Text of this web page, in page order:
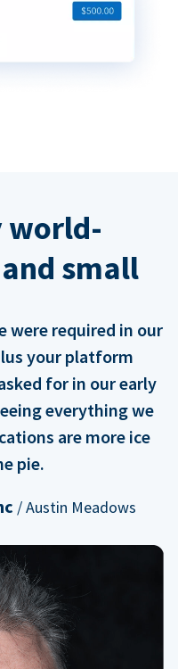
world-
small
were required in our
your platform
for in our early
everything we
are more ice
pie.
/ Austin Meadows